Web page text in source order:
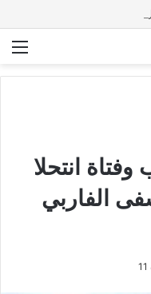
انتحلا
الفاربي
11